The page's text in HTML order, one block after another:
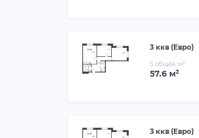
3 ккв (Евро)
S общая, м²
57.6 м²
3 ккв (Евро)